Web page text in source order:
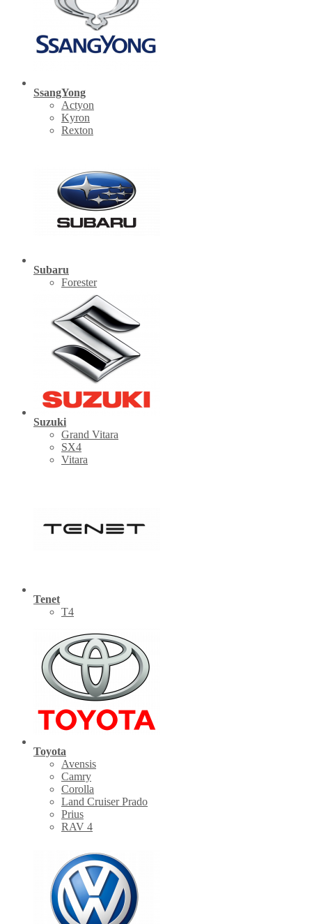
SsangYong
Actyon
Kyron
Rexton
Subaru
Forester
Suzuki
Grand Vitara
SX4
Vitara
Tenet
Т4
Toyota
Avensis
Camry
Corolla
Land Cruiser Prado
Prius
RAV 4